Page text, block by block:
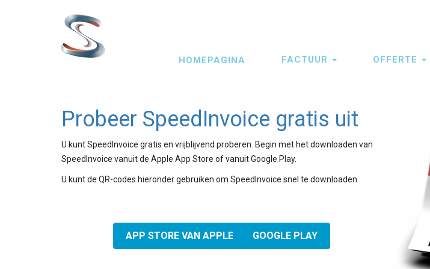
Main
HOMEPAGINA FACTUUR OFFERTE
Probeer SpeedInvoice gratis uit
U kunt SpeedInvoice gratis en vrijblijvend proberen. Begin met het downloaden van
SpeedInvoice vanuit de Apple App Store of vanuit Google Play.
U kunt de QR-codes hieronder gebruiken om SpeedInvoice snel te downloaden.
APP STORE VAN APPLE GOOGLE PLAY